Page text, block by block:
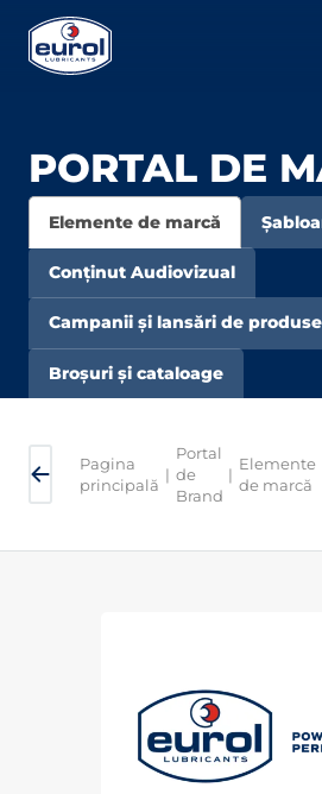
PORTAL DE
Elemente de marcă
Conținut Audiovizual
Campanii și lansări de produse
Broșuri și cataloage
Pagina
principală
|
Portal
de
Brand
|
Elemente
de marcă